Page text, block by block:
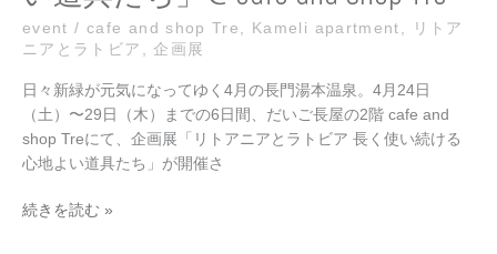
event / cafe and shop Tre , Kameli apartment ,
リトア
ニアとラトビア , 企画展
日々新緑が元気になってゆく4月の長門湯本温泉。4月24日
（土）〜29日（木）までの6日間、だいご長屋の2階 cafe and
shop Treにて、企画展「リトアニアとラトビア 長く使い続ける
心地よい道具たち」が開催さ
い
続
け
る
心
地
よ
道
続きを読む »